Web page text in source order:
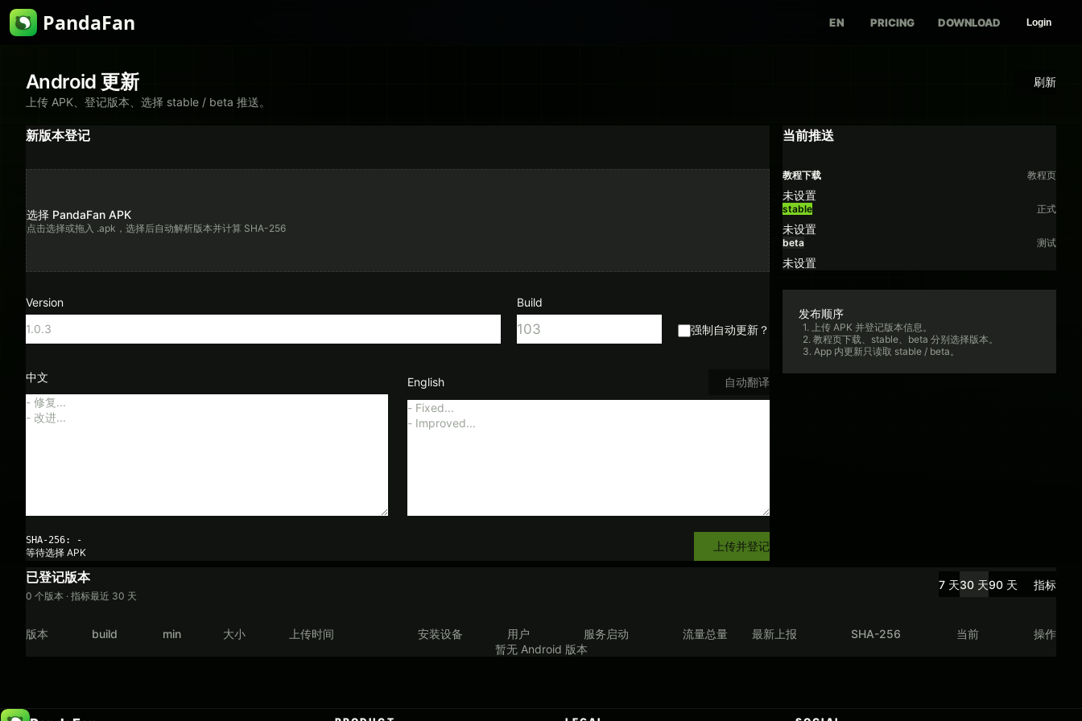
PandaFan EN PRICING DOWNLOAD Login
Android 更新
上传 APK、登记版本、选择 stable / beta 推送。
刷新
新版本登记
选择 PandaFan APK
点击选择或拖入 .apk，选择后自动解析版本并计算 SHA-256
Version
Build
强制自动更新？
中文 English 自动翻译
SHA-256: -
等待选择 APK 上传并登记
当前推送
教程下载 教程页
未设置
stable 正式
未设置
beta 测试
未设置
发布顺序
1. 上传 APK 并登记版本信息。
2. 教程页下载、stable、beta 分别选择版本。
3. App 内更新只读取 stable / beta。
已登记版本
0 个版本 · 指标最近 30 天
7 天30 天90 天 指标
版本 build min 大小 上传时间 安装设备 用户 服务启动 流量总量 最新上报 SHA-256 当前
操作
暂无 Android 版本